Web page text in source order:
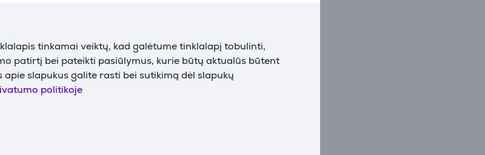
tinkamai veiktų, kad galėtume tinklalapį tobulinti,
patirtį bei pateikti pasiūlymus, kurie būtų aktualūs būtent
slapukus galite rasti bei sutikimą dėl slapukų
politikoje
Elektrinis grilis Tefal
Prekė - GC750D